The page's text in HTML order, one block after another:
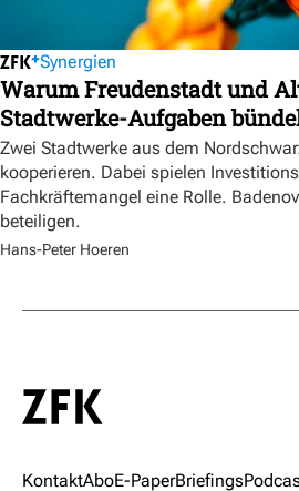
Synergien
Warum Freudenstadt und
Stadtwerke-Aufgaben
Zwei Stadtwerke aus dem
kooperieren. Dabei spielen
Fachkräftemangel eine Rolle.
beteiligen.
Hans-Peter Hoeren
KontaktAboE-PaperBriefings